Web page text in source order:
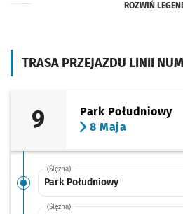
TRASA PRZEJAZDU LINII
9
Park Południowy
8 Maja
(Ślężna)
Park Południowy
(Ślężna)
ROZWIŃ